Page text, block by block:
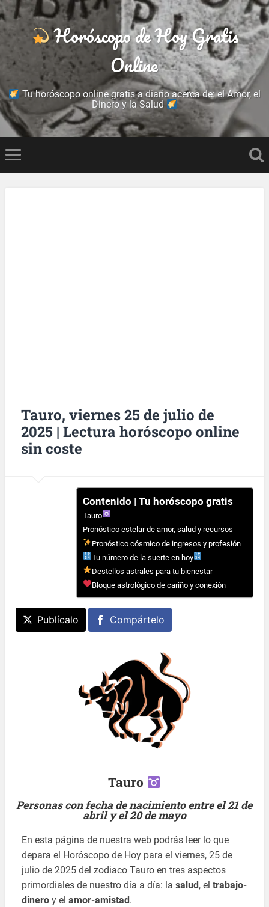
Horóscopo de Hoy Gratis
Online
Tu horóscopo online gratis a diario acerca de: el Amor, el
Dinero y la Salud
Tauro, viernes 25 de julio de
2025 | Lectura horóscopo online
sin coste
Contenido | Tu horóscopo gratis
Tauro
Pronóstico estelar de amor, salud y recursos
Pronóstico cósmico de ingresos y profesión
Tu número de la suerte en hoy
Destellos astrales para tu bienestar
Bloque astrológico de cariño y conexión
Publícalo Compártelo
Tauro
Personas con fecha de nacimiento entre el 21 de
abril y el 20 de mayo
En esta página de nuestra web podrás leer lo que
depara el Horóscopo de Hoy para el viernes, 25 de
julio de 2025 del zodiaco Tauro en tres aspectos
primordiales de nuestro día a día: lasalud , eltrabajo-
dinero y elamor-amistad .